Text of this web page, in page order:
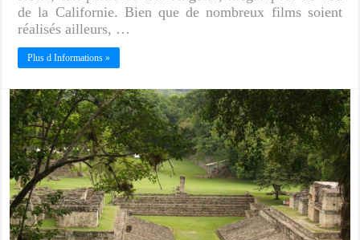
de la Californie. Bien que de nombreux films soient
réalisés ailleurs, …
Plus d Informations »